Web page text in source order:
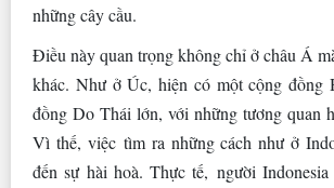
những cây cầu.
Điều này quan trọng không chỉ ở châu Á
khác. Như ở Úc, hiện có một cộng đồng
đồng Do Thái lớn, với những tương quan
Vì thế, việc tìm ra những cách như ở
đến sự hài hoà. Thực tế, người